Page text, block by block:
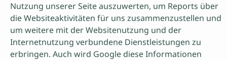
Nutzung unserer Seite auszuwerten, um Reports über
die Websiteaktivitäten für uns zusammenzustellen und
um weitere mit der Websitenutzung und der
Internetnutzung verbundene Dienstleistungen zu
erbringen. Auch wird Google diese Informationen